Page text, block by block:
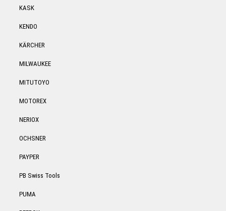
KASK
KENDO
KÄRCHER
MILWAUKEE
MITUTOYO
MOTOREX
NERIOX
OCHSNER
PAYPER
PB Swiss Tools
PUMA